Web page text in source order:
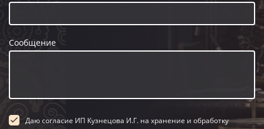
Сообщение
Даю согласие ИП Кузнецова И.Г. на хранение и обработку